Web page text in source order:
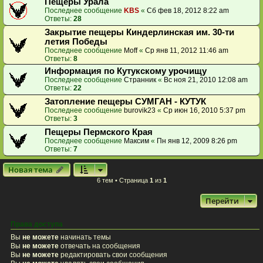
Пещеры Урала
Последнее сообщение KBS « Сб фев 18, 2012 8:22 am
Ответы: 28
Закрытие пещеры Киндерлинская им. 30-ти
летия Победы
Последнее сообщение Moff« Ср янв 11, 2012 11:46 am
Ответы: 8
Информация по Кутукскому урочищу
Последнее сообщение Странник « Вс ноя 21, 2010 12:08 am
Ответы: 22
Затопление пещеры СУМГАН - КУТУК
Последнее сообщение burovik23 « Ср июн 16, 2010 5:37 pm
Ответы: 3
Пещеры Пермского Края
Последнее сообщение Максим « Пн янв 12, 2009 8:26 pm
Ответы: 7
Новая тема
6 тем • Страница 1 из 1
Перейти
Права доступа
Вы не можете начинать темы
Вы не можете отвечать на сообщения
Вы не можете редактировать свои сообщения